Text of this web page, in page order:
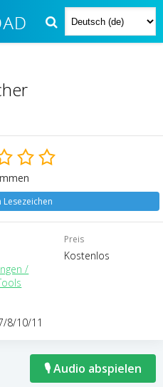
Lesezeichen
/
Preis
Kostenlos
8/10/11
🎙 Audio abspielen